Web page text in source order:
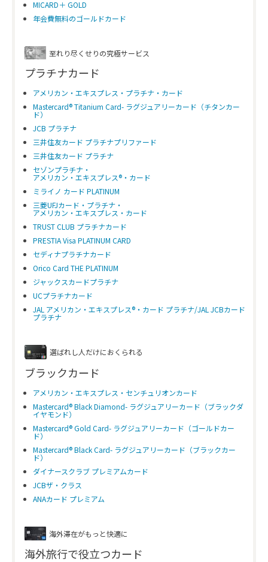
ポイント増量など
（死亡・後遺障害）
海外
本会員申し込み対象年齢
高校生を除く
MICARD＋ GOLD
年会費無料のゴールドカード
至れり尽くせりの究極サービス
プラチナカード
アメリカン・エキスプレス・プラチナ・カード
Mastercard® Titanium Card- ラグジュアリーカード（チタンカー
ド）
JCB プラチナ
三井住友カード プラチナプリファード
三井住友カード プラチナ
セゾンプラチナ・
アメリカン・エキスプレス®・カード
ミライノ カード PLATINUM
三菱UFJカード・プラチナ・
アメリカン・エキスプレス・カード
TRUST CLUB プラチナカード
PRESTIA Visa PLATINUM CARD
セディナプラチナカード
Orico Card THE PLATINUM
ジャックスカードプラチナ
UCプラチナカード
JAL アメリカン・エキスプレス®・カード プラチナ/JAL JCBカード
プラチナ
選ばれし人だけにおくられる
ブラックカード
アメリカン・エキスプレス・センチュリオンカード
Mastercard® Black Diamond- ラグジュアリーカード（ブラックダ
イヤモンド）
Mastercard® Gold Card- ラグジュアリーカード（ゴールドカー
ド）
Mastercard® Black Card- ラグジュアリーカード（ブラックカー
ド）
ダイナースクラブ プレミアムカード
JCBザ・クラス
ANAカード プレミアム
海外滞在がもっと快適に
海外旅行で役立つカード